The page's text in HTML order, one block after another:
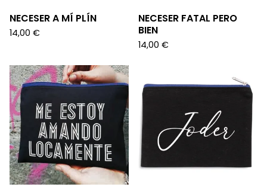
NECESER A MÍ PLÍN
14,00 €
NECESER FATAL PERO
BIEN
14,00 €